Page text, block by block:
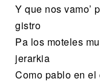
Y que nos vamo’
gistro
Pa los moteles
jerarkia
Como pablo en